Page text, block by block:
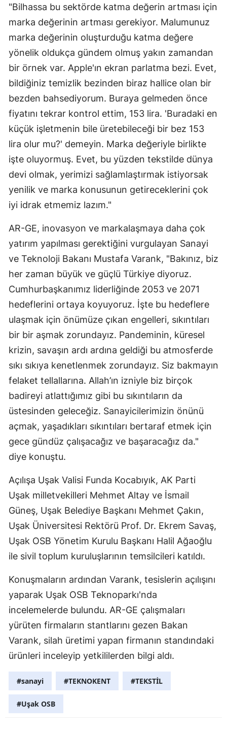
"Bilhassa bu sektörde katma değerin artması için
marka değerinin artması gerekiyor. Malumunuz
marka değerinin oluşturduğu katma değere
yönelik oldukça gündem olmuş yakın zamandan
bir örnek var. Apple'ın ekran parlatma bezi. Evet,
bildiğiniz temizlik bezinden biraz hallice olan bir
bezden bahsediyorum. Buraya gelmeden önce
fiyatını tekrar kontrol ettim, 153 lira. 'Buradaki en
küçük işletmenin bile üretebileceği bir bez 153
lira olur mu?' demeyin. Marka değeriyle birlikte
işte oluyormuş. Evet, bu yüzden tekstilde dünya
devi olmak, yerimizi sağlamlaştırmak istiyorsak
yenilik ve marka konusunun getireceklerini çok
iyi idrak etmemiz lazım."
AR-GE, inovasyon ve markalaşmaya daha çok
yatırım yapılması gerektiğini vurgulayan Sanayi
ve Teknoloji Bakanı Mustafa Varank, "Bakınız, biz
her zaman büyük ve güçlü Türkiye diyoruz.
Cumhurbaşkanımız liderliğinde 2053 ve 2071
hedeflerini ortaya koyuyoruz. İşte bu hedeflere
ulaşmak için önümüze çıkan engelleri, sıkıntıları
bir bir aşmak zorundayız. Pandeminin, küresel
krizin, savaşın ardı ardına geldiği bu atmosferde
sıkı sıkıya kenetlenmek zorundayız. Siz bakmayın
felaket tellallarına. Allah’ın izniyle biz birçok
badireyi atlattığımız gibi bu sıkıntıların da
üstesinden geleceğiz. Sanayicilerimizin önünü
açmak, yaşadıkları sıkıntıları bertaraf etmek için
gece gündüz çalışacağız ve başaracağız da."
diye konuştu.
Açılışa Uşak Valisi Funda Kocabıyık, AK Parti
Uşak milletvekilleri Mehmet Altay ve İsmail
Güneş, Uşak Belediye Başkanı Mehmet Çakın,
Uşak Üniversitesi Rektörü Prof. Dr. Ekrem Savaş,
Uşak OSB Yönetim Kurulu Başkanı Halil Ağaoğlu
ile sivil toplum kuruluşlarının temsilcileri katıldı.
Konuşmaların ardından Varank, tesislerin açılışını
yaparak Uşak OSB Teknoparkı'nda
incelemelerde bulundu. AR-GE çalışmaları
yürüten firmaların stantlarını gezen Bakan
Varank, silah üretimi yapan firmanın standındaki
ürünleri inceleyip yetkililerden bilgi aldı.
#sanayi #TEKNOKENT #TEKSTİL
#Uşak OSB